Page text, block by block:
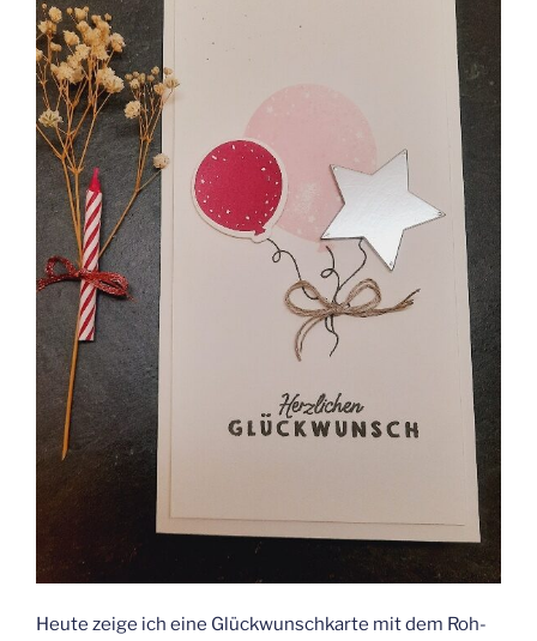
Heute zeige ich eine Glückwunschkarte mit dem Roh-